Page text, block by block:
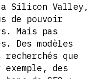
Silicon Valley,
de pouvoir
Mais pas
Des modèles
que
des